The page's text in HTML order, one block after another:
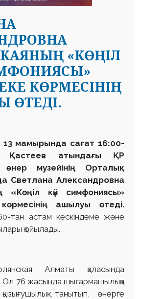
«КӨҢІЛ
КӨРМЕСІНІҢ
ӨТЕДІ.
мамырында сағат 16:00-
Қастеев атындағы ҚР
өнер музейінің Орталық
Светлана Александровна
«Көңіл күй симфониясы»
ашылуы өтеді.
тан астам кескіндеме және
қойылады.
Алматы қаласында
Ол 76 жасында шығармашылыққа
танытып, өнерге